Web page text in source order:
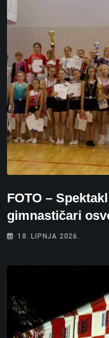
FOTO –
gimnastičari
18. LIPNJA 2026.